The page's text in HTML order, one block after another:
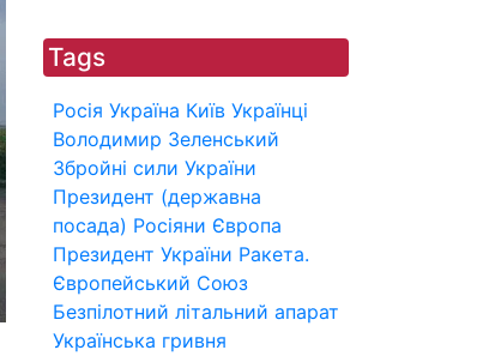
Tags
Росія Україна Київ Українці
Володимир Зеленський
Збройні сили України
Президент (державна
посада) Росіяни Європа
Президент України Ракета.
Європейський Союз
Безпілотний літальний апарат
Українська гривня